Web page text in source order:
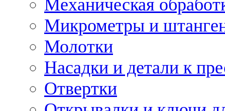
Механическая
Микрометры и
Молотки
Насадки и детали к
Отвертки